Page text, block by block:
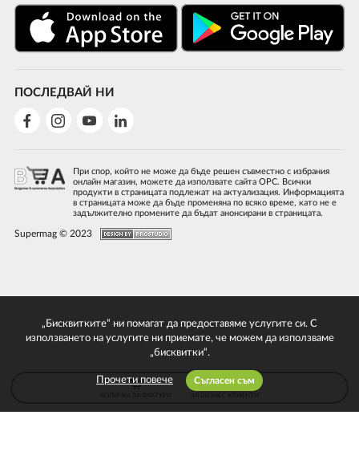
ПОСЛЕДВАЙ НИ
При спор, който не може да бъде решен съвместно с избрания
онлайн магазин, можете да използвате сайта ОРС. Всички
продукти в страницата подлежат на актуализация. Информацията
в страницата може да бъде променяна по всяко време, като не е
задължително промените да бъдат анонсирани в страницата.
Supermag © 2023
„Бисквитките“ ни помагат да предоставяме услугите си. С
използването на услугите ни приемате, че можем да използваме
„бисквитки“.
Прочети повече Съгласен съм